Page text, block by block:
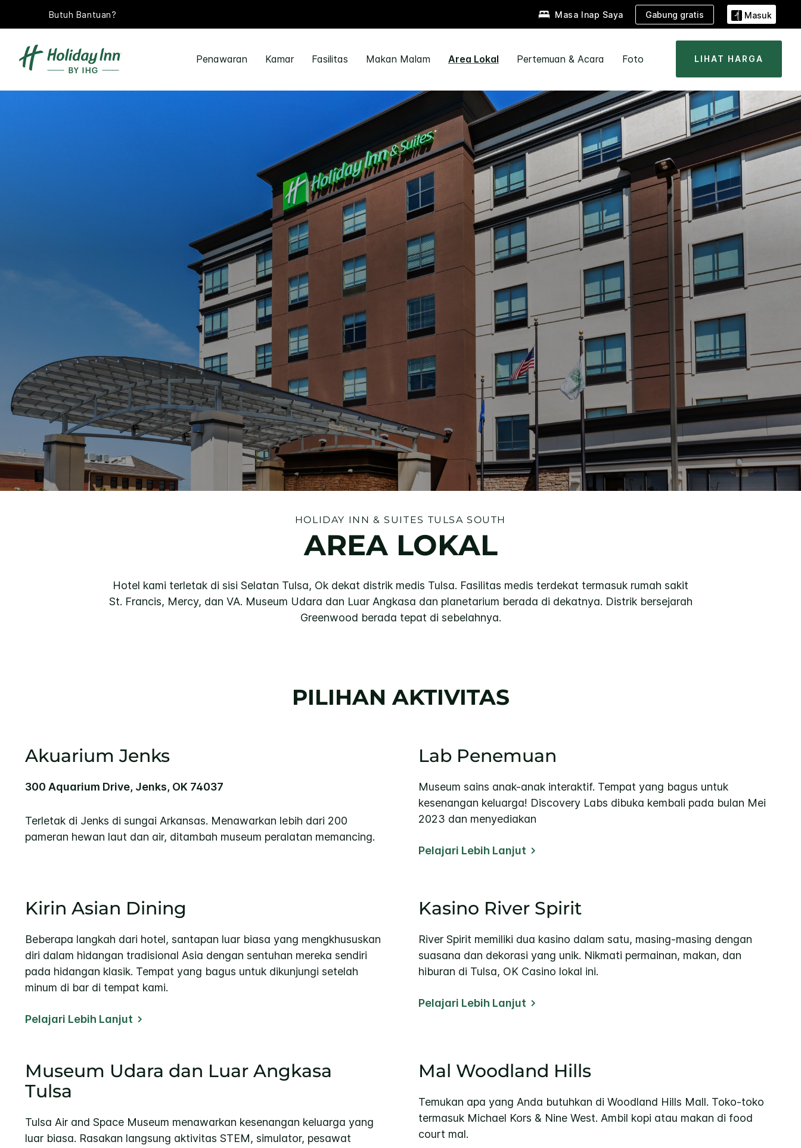
Butuh Bantuan? Masa Inap Saya Gabung gratis Masuk
Penawaran Kamar Fasilitas Makan Malam Area Lokal Pertemuan & Acara Foto LIHAT HARGA
HOLIDAY INN & SUITES TULSA SOUTH
AREA LOKAL
Hotel kami terletak di sisi Selatan Tulsa, Ok dekat distrik medis Tulsa. Fasilitas medis terdekat termasuk rumah sakit
St. Francis, Mercy, dan VA. Museum Udara dan Luar Angkasa dan planetarium berada di dekatnya. Distrik bersejarah
Greenwood berada tepat di sebelahnya.
PILIHAN AKTIVITAS
Akuarium Jenks
300 Aquarium Drive, Jenks, OK 74037
Terletak di Jenks di sungai Arkansas. Menawarkan lebih dari 200
pameran hewan laut dan air, ditambah museum peralatan memancing.
Lab Penemuan
Museum sains anak-anak interaktif. Tempat yang bagus untuk
kesenangan keluarga! Discovery Labs dibuka kembali pada bulan Mei
2023 dan menyediakan
Pelajari Lebih Lanjut
Kirin Asian Dining
Beberapa langkah dari hotel, santapan luar biasa yang mengkhususkan
diri dalam hidangan tradisional Asia dengan sentuhan mereka sendiri
pada hidangan klasik. Tempat yang bagus untuk dikunjungi setelah
minum di bar di tempat kami.
Pelajari Lebih Lanjut
Kasino River Spirit
River Spirit memiliki dua kasino dalam satu, masing-masing dengan
suasana dan dekorasi yang unik. Nikmati permainan, makan, dan
hiburan di Tulsa, OK Casino lokal ini.
Pelajari Lebih Lanjut
Museum Udara dan Luar Angkasa
Tulsa
Tulsa Air and Space Museum menawarkan kesenangan keluarga yang
luar biasa. Rasakan langsung aktivitas STEM, simulator, pesawat
Mal Woodland Hills
Temukan apa yang Anda butuhkan di Woodland Hills Mall. Toko-toko
termasuk Michael Kors & Nine West. Ambil kopi atau makan di food
court mal.